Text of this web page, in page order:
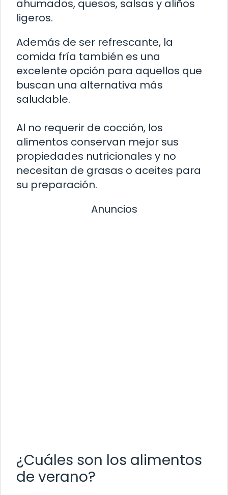
ahumados, quesos, salsas y aliños
ligeros.
Además de ser refrescante, la
comida fría también es una
excelente opción para aquellos que
buscan una alternativa más
saludable.
Al no requerir de cocción, los
alimentos conservan mejor sus
propiedades nutricionales y no
necesitan de grasas o aceites para
su preparación.
Anuncios
¿Cuáles son los alimentos
de verano?